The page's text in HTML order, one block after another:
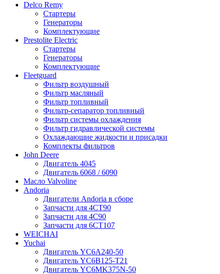
Delco Remy
Стартеры
Генераторы
Комплектующие
Prestolite Electric
Стартеры
Генераторы
Комплектующие
Fleetguard
Фильтр воздушный
Фильтр масляный
Фильтр топливный
Фильтр-сепаратор топливный
Фильтр системы охлаждения
Фильтр гидравлической системы
Охлаждающие жидкости и присадки
Комплекты фильтров
John Deere
Двигатель 4045
Двигатель 6068 / 6090
Масло Valvoline
Andoria
Двигатели Andoria в сборе
Запчасти для 4CT90
Запчасти для 4С90
Запчасти для 6CT107
WEICHAI
Yuchai
Двигатель YC6A240-50
Двигатель YC6B125-T21
Двигатель YC6MK375N-50